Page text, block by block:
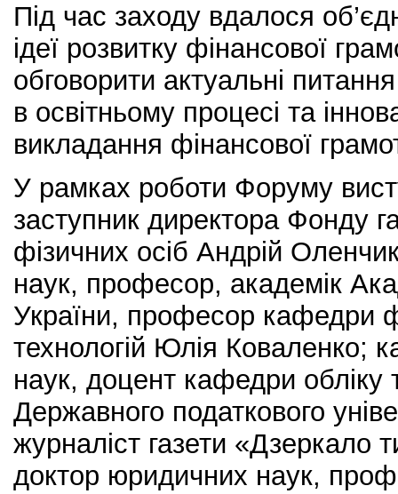
Під час заходу вдалося
ідеї розвитку фінансової
обговорити актуальні
в освітньому процесі та
викладання фінансової
У рамках роботи Форуму
заступник директора Фонду
фізичних осіб Андрій
наук, професор, академік
України, професор кафедри
технологій Юлія Коваленко;
наук, доцент кафедри обліку
Державного податкового
журналіст газети
доктор юридичних наук,